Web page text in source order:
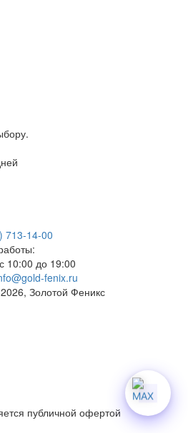
713-14-00
10:00 до 19:00
fenix.ru
Золотой Феникс
публичной офертой